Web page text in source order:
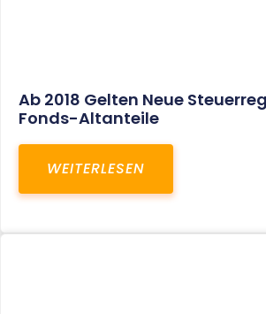
Ab 2018 Gelten Neue
Fonds-Altanteile
WEITERLESEN